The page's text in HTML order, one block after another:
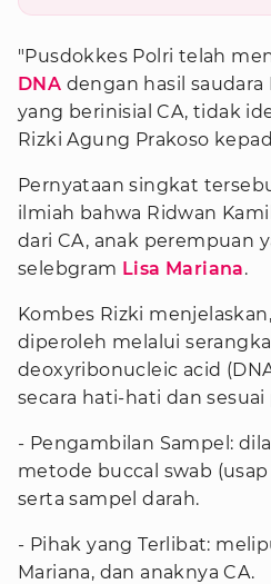
"Pusdokkes Polri telah
DNA dengan hasil saudara
yang berinisial CA, tidak
Rizki Agung Prakoso
Pernyataan singkat
ilmiah bahwa Ridwan
dari CA, anak perempuan
selebgram Lisa Mariana.
Kombes Rizki
diperoleh melalui
deoxyribonucleic acid
secara hati-hati dan
- Pengambilan Sampel:
metode buccal swab
serta sampel darah.
- Pihak yang Terlibat:
Mariana, dan anaknya CA.